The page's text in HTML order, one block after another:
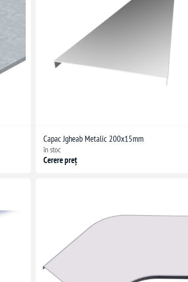
Capac Jgheab Metalic 200x15mm
în stoc
Cerere preț